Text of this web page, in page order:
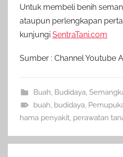
Untuk membeli benih
ataupun perlengkapan
kunjungi SentraTani.com
Sumber : Channel Youtube
Buah, Budidaya,
buah, budidaya,
hama penyakit, perawatan